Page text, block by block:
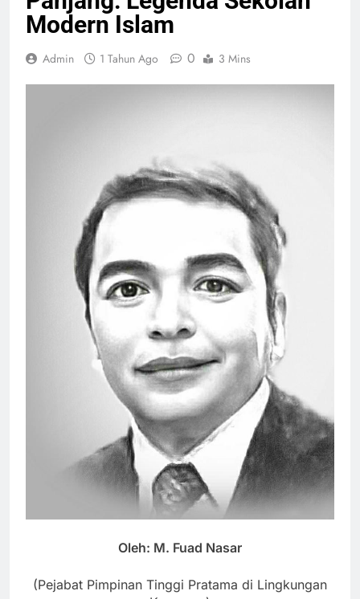
Modern Islam
Admin 1 Tahun Ago 0 3 Mins
Oleh: M. Fuad Nasar
(Pejabat Pimpinan Tinggi Pratama di Lingkungan